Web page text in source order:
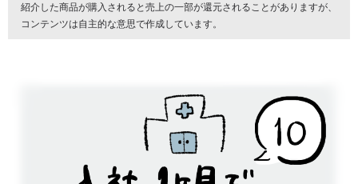
紹介した商品が購入されると売上の一部が還元されることがありますが、
コンテンツは自主的な意思で作成しています。